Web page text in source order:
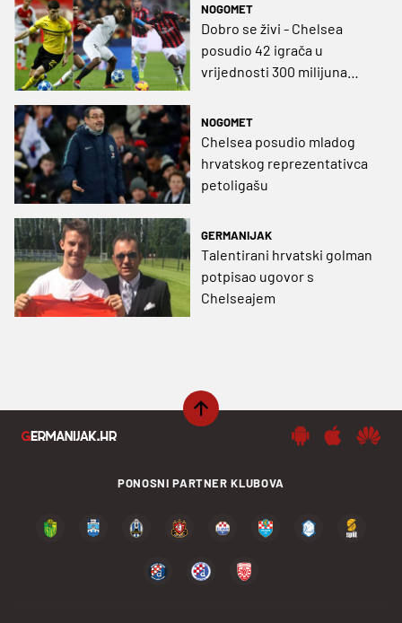
NOGOMET
Dobro se živi - Chelsea
posudio 42 igrača u
vrijednosti 300 milijuna
NOGOMET
Chelsea posudio mladog
hrvatskog reprezentativca
petoligašu
GERMANIJAK
Talentirani hrvatski golman
potpisao ugovor s
Chelseajem
PONOSNI PARTNER KLUBOVA